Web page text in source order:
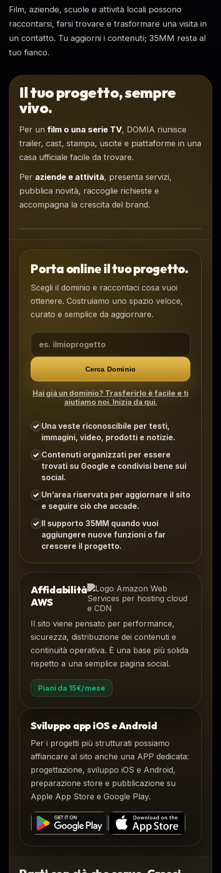
Film, aziende, scuole e attività locali possono
raccontarsi, farsi trovare e trasformare una visita in
un contatto. Tu aggiorni i contenuti; 35MM resta al
tuo fianco.
Il tuo progetto, sempre
vivo.
Per un film o una serie TV, DOMIA riunisce
trailer, cast, stampa, uscite e piattaforme in una
casa ufficiale facile da trovare.
Per aziende e attività, presenta servizi,
pubblica novità, raccoglie richieste e
accompagna la crescita del brand.
Area clienti DOMIA per siti e
Porta online il tuo progetto.
Scegli il dominio e raccontaci cosa vuoi
ottenere. Costruiamo uno spazio veloce,
curato e semplice da aggiornare.
Cerca Dominio
Hai già un dominio? Trasferirlo è facile e ti
aiutiamo noi. Inizia da qui.
✓ Una veste riconoscibile per testi,
immagini, video, prodotti e notizie.
✓ Contenuti organizzati per essere
trovati su Google e condivisi bene sui
social.
✓ Un’area riservata per aggiornare il sito
e seguire ciò che accade.
✓ Il supporto 35MM quando vuoi
aggiungere nuove funzioni o far
crescere il progetto.
Affidabilità
AWS
Il sito viene pensato per performance,
sicurezza, distribuzione dei contenuti e
continuità operativa. È una base più solida
rispetto a una semplice pagina social.
Piani da 15€/mese
Sviluppo app iOS e Android
Per i progetti più strutturati possiamo
affiancare al sito anche una APP dedicata:
progettazione, sviluppo iOS e Android,
preparazione store e pubblicazione su
Apple App Store e Google Play.